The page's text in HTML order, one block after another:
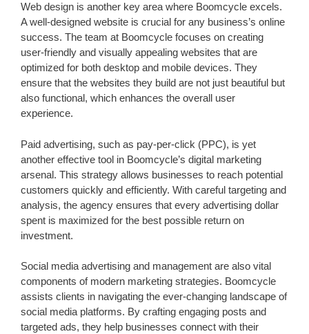
Web design is another key area where Boomcycle excels.
A well-designed website is crucial for any business’s online
success. The team at Boomcycle focuses on creating
user-friendly and visually appealing websites that are
optimized for both desktop and mobile devices. They
ensure that the websites they build are not just beautiful but
also functional, which enhances the overall user
experience.
Paid advertising, such as pay-per-click (PPC), is yet
another effective tool in Boomcycle’s digital marketing
arsenal. This strategy allows businesses to reach potential
customers quickly and efficiently. With careful targeting and
analysis, the agency ensures that every advertising dollar
spent is maximized for the best possible return on
investment.
Social media advertising and management are also vital
components of modern marketing strategies. Boomcycle
assists clients in navigating the ever-changing landscape of
social media platforms. By crafting engaging posts and
targeted ads, they help businesses connect with their